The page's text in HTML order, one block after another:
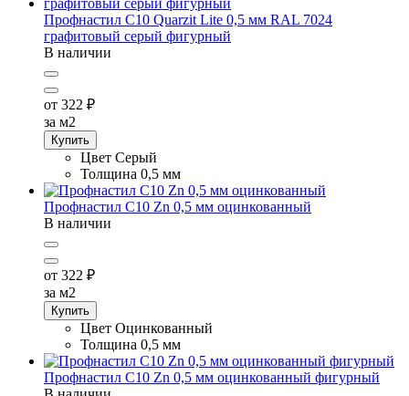
Профнастил С10 Quarzit Lite 0,5 мм RAL 7024
графитовый серый фигурный
В наличии
от 322 ₽
за м2
Купить
Цвет Серый
Толщина 0,5 мм
Профнастил С10 Zn 0,5 мм оцинкованный
В наличии
от 322 ₽
за м2
Купить
Цвет Оцинкованный
Толщина 0,5 мм
Профнастил С10 Zn 0,5 мм оцинкованный фигурный